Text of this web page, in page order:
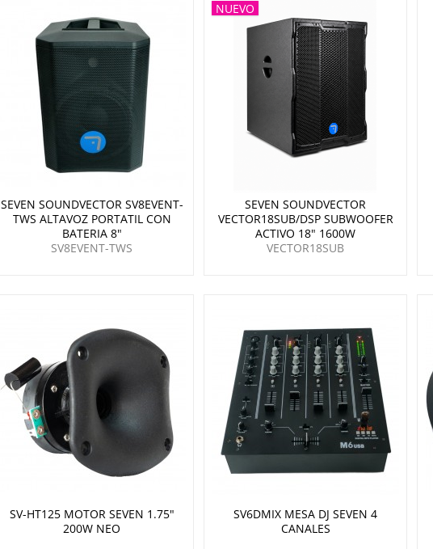
SEVEN SOUNDVECTOR SV8EVENT-
TWS ALTAVOZ PORTATIL CON
BATERIA 8"
SV8EVENT-TWS
NUEVO
SEVEN SOUNDVECTOR
VECTOR18SUB/DSP SUBWOOFER
ACTIVO 18" 1600W
VECTOR18SUB
SV-HT125 MOTOR SEVEN 1.75"
200W NEO
SV6DMIX MESA DJ SEVEN 4
CANALES